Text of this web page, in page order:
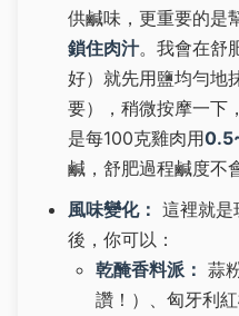
供鹹味，更重要的是
鎖住肉汁。我會在舒
好）就先用鹽均勻地
要），稍微按摩一下
是每100克雞肉用
鹹，舒肥過程鹹度不
風味變化： 這裡就是
後，你可以：
乾醃香料派： 蒜
讚！）、匈牙利